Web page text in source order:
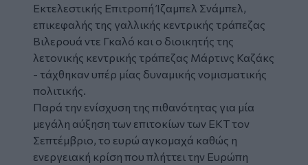
Εκτελεστικής Επιτροπή Ίζαμπελ Σνάμπελ,
επικεφαλής της γαλλικής κεντρικής τράπεζας
Βιλερουά ντε Γκαλό και ο διοικητής της
λετονικής κεντρικής τράπεζας Μάρτινς Καζάκς
- τάχθηκαν υπέρ μίας δυναμικής νομισματικής
πολιτικής.
Παρά την ενίσχυση της πιθανότητας για μία
μεγάλη αύξηση των επιτοκίων των ΕΚΤ τον
Σεπτέμβριο, το ευρώ αγκομαχά καθώς η
ενεργειακή κρίση που πλήττει την Ευρώπη